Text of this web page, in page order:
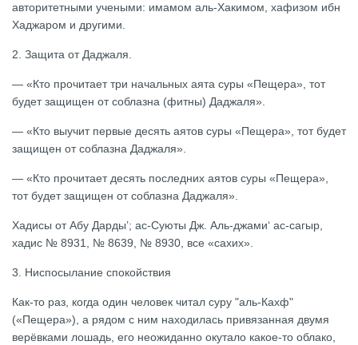
авторитетными учеными: имамом аль-Хакимом, хафизом ибн
Хаджаром и другими.
2. Защита от Даджаля.
— «Кто прочитает три начальных аята суры «Пещера», тот
будет защищен от соблазна (фитны) Даджаля».
— «Кто выучит первые десять аятов суры «Пещера», тот будет
защищен от соблазна Даджаля».
— «Кто прочитает десять последних аятов суры «Пещера»,
тот будет защищен от соблазна Даджаля».
Хадисы от Абу Дарды’; ас-Суюты Дж. Аль-джами‘ ас-сагыр,
хадис № 8931, № 8639, № 8930, все «сахих».
3. Ниспосылание спокойствия
Как-то раз, когда один человек читал суру "аль-Кахф"
(«Пещера»), а рядом с ним находилась привязанная двумя
верёвками лошадь, его неожиданно окутало какое-то облако,